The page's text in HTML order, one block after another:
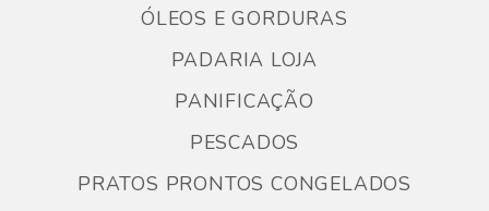
ÓLEOS E GORDURAS
PADARIA LOJA
PANIFICAÇÃO
PESCADOS
PRATOS PRONTOS CONGELADOS